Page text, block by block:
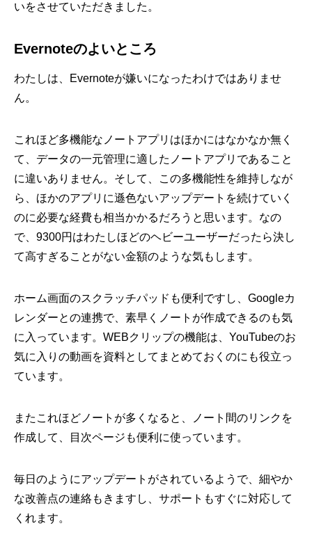
いをさせていただきました。
Evernoteのよいところ
わたしは、Evernoteが嫌いになったわけではありませ
ん。
これほど多機能なノートアプリはほかにはなかなか無く
て、データの一元管理に適したノートアプリであること
に違いありません。そして、この多機能性を維持しなが
ら、ほかのアプリに遜色ないアップデートを続けていく
のに必要な経費も相当かかるだろうと思います。なの
で、9300円はわたしほどのヘビーユーザーだったら決し
て高すぎることがない金額のような気もします。
ホーム画面のスクラッチパッドも便利ですし、Googleカ
レンダーとの連携で、素早くノートが作成できるのも気
に入っています。WEBクリップの機能は、YouTubeのお
気に入りの動画を資料としてまとめておくのにも役立っ
ています。
またこれほどノートが多くなると、ノート間のリンクを
作成して、目次ページも便利に使っています。
毎日のようにアップデートがされているようで、細やか
な改善点の連絡もきますし、サポートもすぐに対応して
くれます。